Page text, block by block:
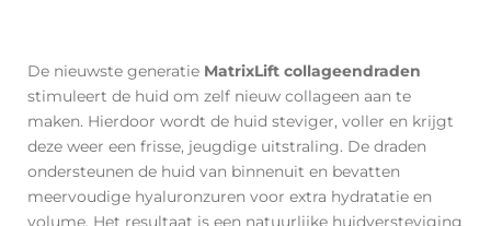
De nieuwste generatie MatrixLift collageendraden
stimuleert de huid om zelf nieuw collageen aan te
maken. Hierdoor wordt de huid steviger, voller en krijgt
deze weer een frisse, jeugdige uitstraling. De draden
ondersteunen de huid van binnenuit en bevatten
meervoudige hyaluronzuren voor extra hydratatie en
volume. Het resultaat is een natuurlijke huidversteviging